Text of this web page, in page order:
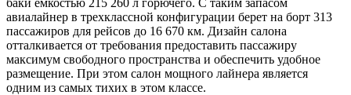
авиалайнер в трехклассной конфигурации берет на борт 313
пассажиров для рейсов до 16 670 км. Дизайн салона
отталкивается от требования предоставить пассажиру
максимум свободного пространства и обеспечить удобное
размещение. При этом салон мощного лайнера является
одним из самых тихих в этом классе.